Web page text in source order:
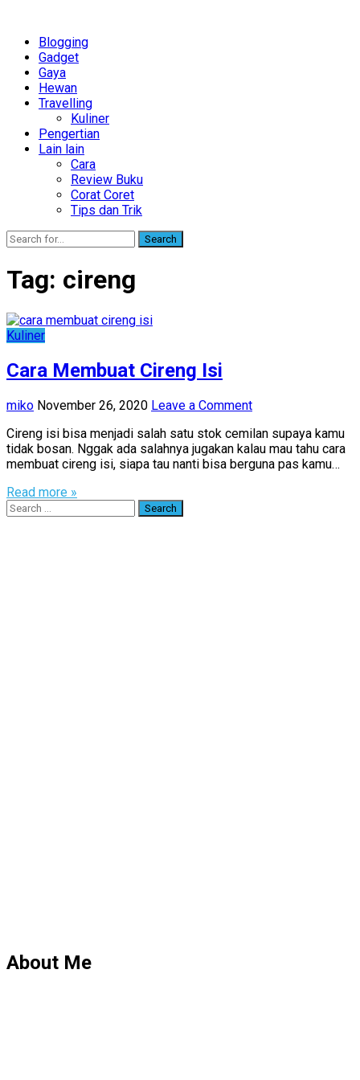
Blogging
Gadget
Gaya
Hewan
Travelling
Kuliner
Pengertian
Lain lain
Cara
Review Buku
Corat Coret
Tips dan Trik
Search
Tag: cireng
Kuliner
Cara Membuat Cireng Isi
miko November 26, 2020 Leave a Comment
Cireng isi bisa menjadi salah satu stok cemilan supaya kamu
tidak bosan. Nggak ada salahnya jugakan kalau mau tahu cara
membuat cireng isi, siapa tau nanti bisa berguna pas kamu…
Read more »
Search
for:
About Me